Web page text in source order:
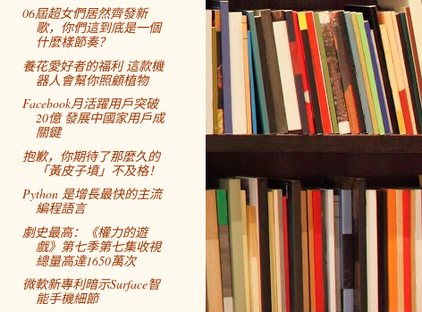
06屆超女們居然齊發新
歌，你們這到底是一個
什麼樣節奏？
養花愛好者的福利 這款機
器人會幫你照顧植物
Facebook月活躍用戶突破
20億 發展中國家用戶成
關鍵
抱歉，你期待了那麼久的
「黃皮子墳」不及格！
Python 是增長最快的主流
編程語言
劇史最高：《權力的遊
戲》第七季第七集收視
總量高達1650萬次
微軟新專利暗示Surface智
能手機細節